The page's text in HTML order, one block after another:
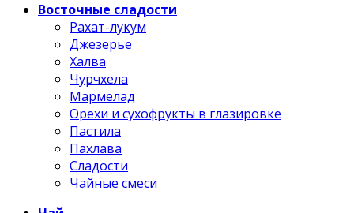
Восточные сладости
Рахат-лукум
Джезерье
Халва
Чурчхела
Мармелад
Орехи и сухофрукты в глазировке
Пастила
Пахлава
Сладости
Чайные смеси